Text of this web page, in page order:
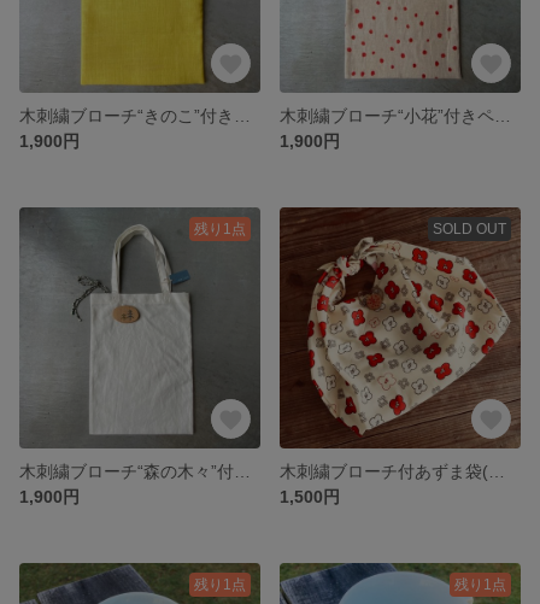
1,900円
1,900円
残り1点
1,900円
SOLD OUT
1,500円
残り1点 残り1点